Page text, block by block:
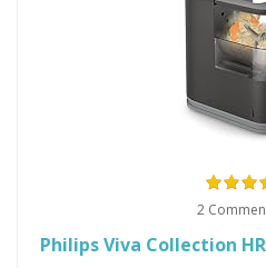
2
Philips Viva Collection